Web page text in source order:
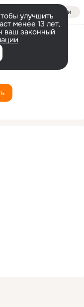
Войти
улучшить
менее 13 лет,
ваш законный